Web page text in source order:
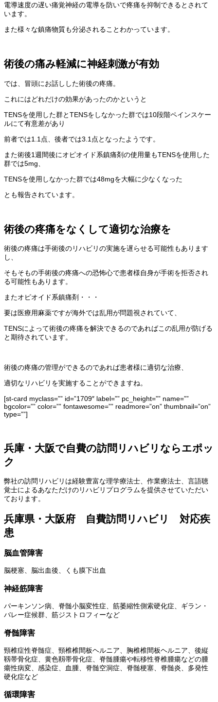
電導速度の遅い痛覚神経の電導を防いで疼痛を抑制できるとされて
います。
また様々な鎮痛物質も分泌されることわかっています。
術後の痛み軽減に神経刺激が有効
では、冒頭にお話しした術後の疼痛。
これにはどれだけの効果があったのかというと
TENSを使用した群とTENSをしなかった群では10段階ペインスケー
ルにて有意差があり
前者では1.1点、後者では3.1点となったようです。
また術後1週間後にオピオイド系鎮痛剤の使用量もTENSを使用した
群では5mg、
TENSを使用しなかった群では48mgを大幅に少なくなった
とも報告されています。
術後の疼痛をなくして適切な治療を
術後の疼痛は手術後のリハビリの実施を遅らせる可能性もあります
し、
そもそもの手術後の疼痛への恐怖心で患者様自身が手術を拒否され
る可能性もあります。
またオピオイド系鎮痛剤・・・
要は医療用麻薬ですが海外では乱用が問題視されていて、
TENSによって術後の疼痛を解決できるのであればこの乱用が防げる
と期待されています。
術後の疼痛の管理ができるのであれば患者様に適切な治療、
適切なリハビリを実施することができますね。
[st-card myclass=”” id=”1709″ label=”” pc_height=”” name=””
bgcolor=”” color=”” fontawesome=”” readmore=”on” thumbnail=”on”
type=””]
兵庫・大阪で自費の訪問リハビリならエポッ
ク
弊社の訪問リハビリは経験豊富な理学療法士、作業療法士、言語聴
覚士によるあなただけのリハビリプログラムを提供させていただい
ております。
兵庫県・大阪府 自費訪問リハビリ 対応疾
患
脳血管障害
脳梗塞、脳出血後、くも膜下出血
神経筋障害
パーキンソン病、脊髄小脳変性症、筋萎縮性側索硬化症、ギラン・
バレー症候群、筋ジストロフィーなど
脊髄障害
頸椎症性脊髄症、頸椎椎間板ヘルニア、胸椎椎間板ヘルニア、後縦
靱帯骨化症、黄色靱帯骨化症、脊髄腫瘍や転移性脊椎腫瘍などの腫
瘍性病変、感染症、血腫、脊髄空洞症、脊髄梗塞、脊髄炎、多発性
硬化症など
循環障害